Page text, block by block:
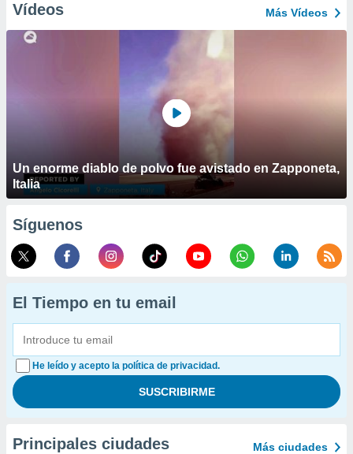
Vídeos Más Vídeos
Un enorme diablo de polvo fue avistado en Zapponeta,
Italia
Síguenos
El Tiempo en tu email
He leído y acepto la política de privacidad.
Principales ciudades Más ciudades